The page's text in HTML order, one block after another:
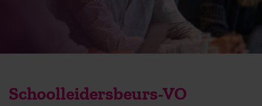
Schoolleidersbeurs-VO